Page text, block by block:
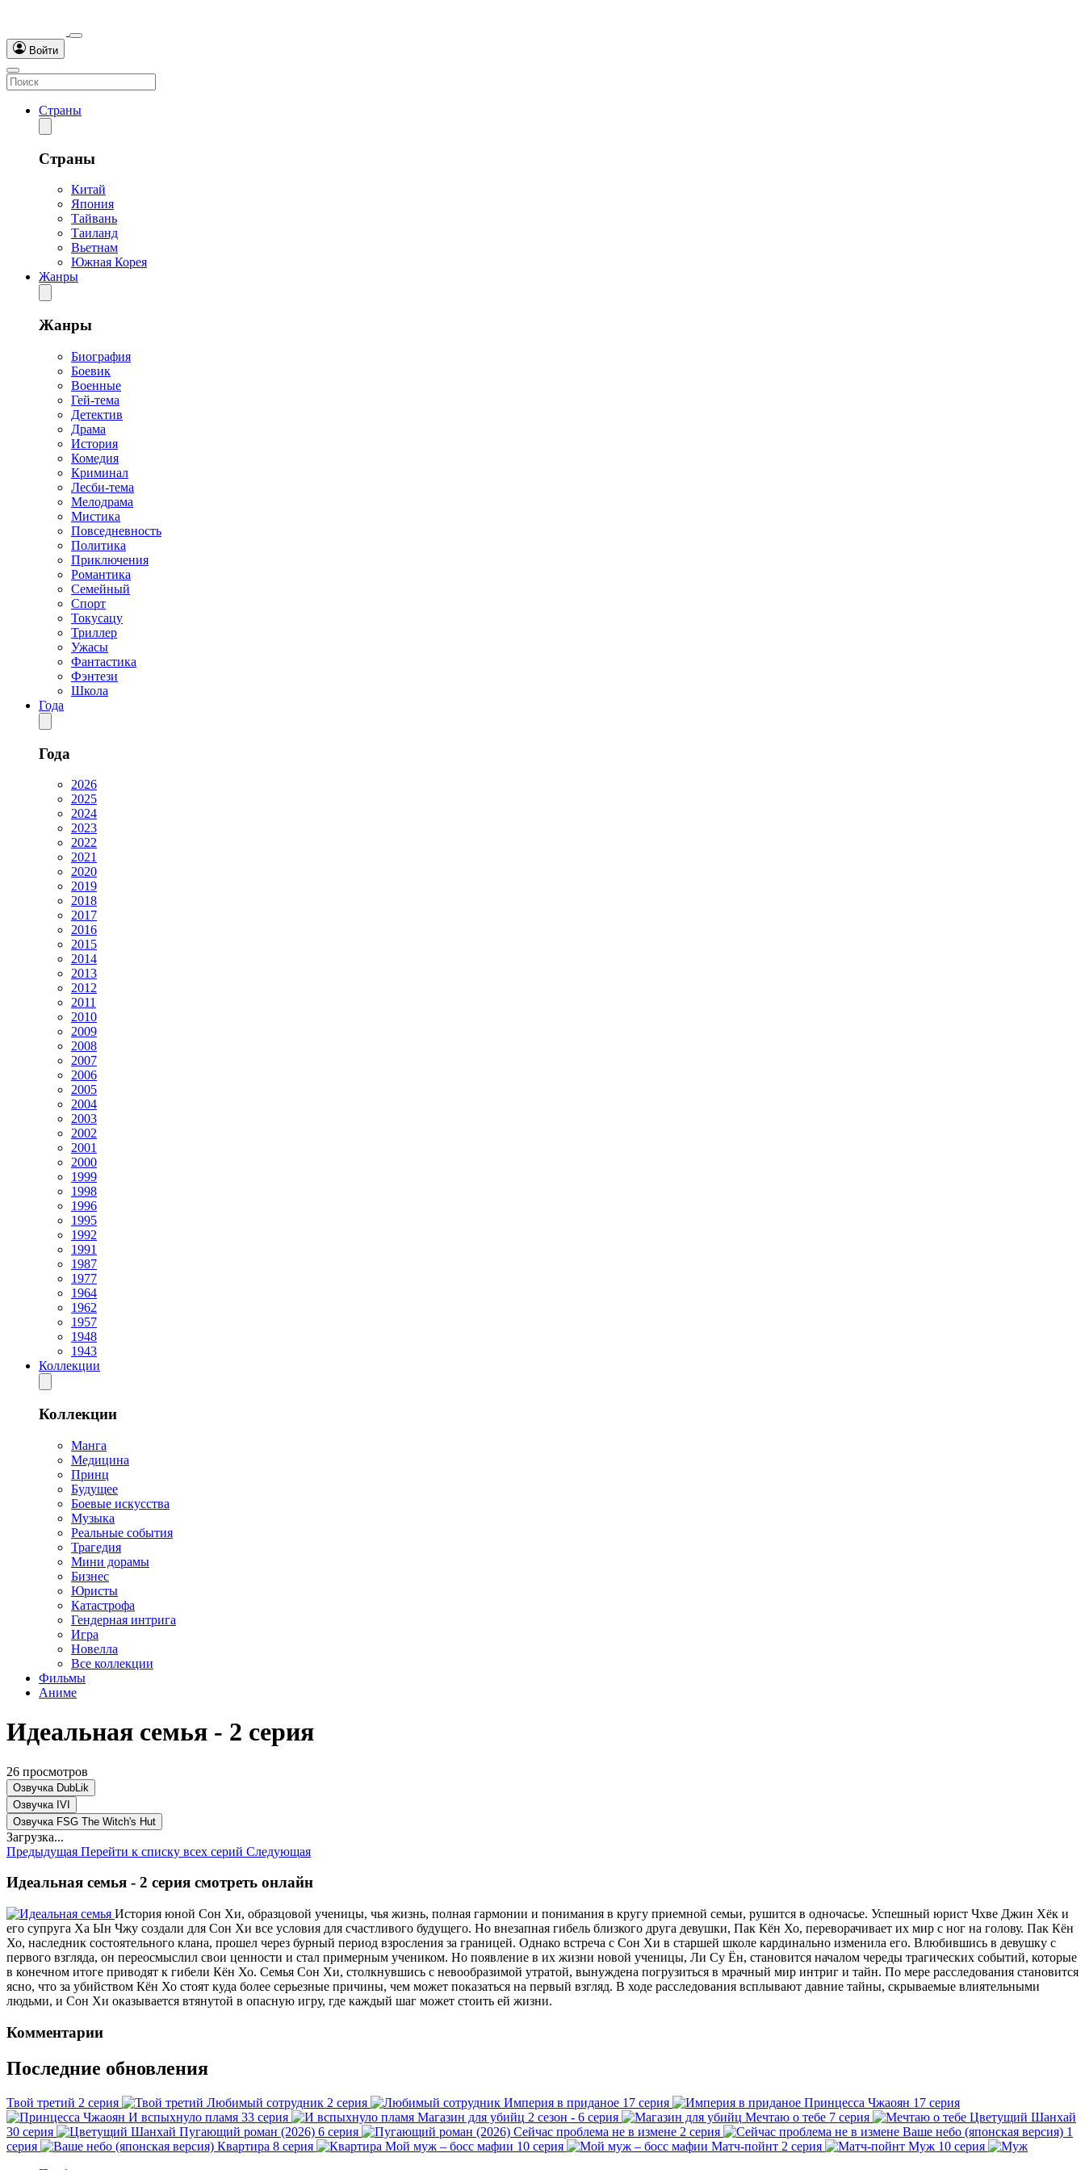
Войти
Страны
Страны
Китай
Япония
Тайвань
Таиланд
Вьетнам
Южная Корея
Жанры
Жанры
Биография
Боевик
Военные
Гей-тема
Детектив
Драма
История
Комедия
Криминал
Лесби-тема
Мелодрама
Мистика
Повседневность
Политика
Приключения
Романтика
Семейный
Спорт
Токусацу
Триллер
Ужасы
Фантастика
Фэнтези
Школа
Года
Года
2026
2025
2024
2023
2022
2021
2020
2019
2018
2017
2016
2015
2014
2013
2012
2011
2010
2009
2008
2007
2006
2005
2004
2003
2002
2001
2000
1999
1998
1996
1995
1992
1991
1987
1977
1964
1962
1957
1948
1943
Коллекции
Коллекции
Манга
Медицина
Принц
Будущее
Боевые искусства
Музыка
Реальные события
Трагедия
Мини дорамы
Бизнес
Юристы
Катастрофа
Гендерная интрига
Игра
Новелла
Все коллекции
Фильмы
Аниме
Идеальная семья - 2 серия
26 просмотров
Озвучка DubLik
Озвучка IVI
Озвучка FSG The Witch's Hut
Загрузка...
Предыдущая Перейти к списку всех серий Следующая
Идеальная семья - 2 серия смотреть онлайн
История юной Сон Хи, образцовой ученицы, чья жизнь, полная гармонии и понимания в кругу приемной семьи, рушится в одночасье. Успешный юрист Чхве Джин Хёк и
его супруга Ха Ын Чжу создали для Сон Хи все условия для счастливого будущего. Но внезапная гибель близкого друга девушки, Пак Кён Хо, переворачивает их мир с ног на голову. Пак Кён
Хо, наследник состоятельного клана, прошел через бурный период взросления за границей. Однако встреча с Сон Хи в старшей школе кардинально изменила его. Влюбившись в девушку с
первого взгляда, он переосмыслил свои ценности и стал примерным учеником. Но появление в их жизни новой ученицы, Ли Су Ён, становится началом череды трагических событий, которые
в конечном итоге приводят к гибели Кён Хо. Семья Сон Хи, столкнувшись с невообразимой утратой, вынуждена погрузиться в мрачный мир интриг и тайн. По мере расследования становится
ясно, что за убийством Кён Хо стоят куда более серьезные причины, чем может показаться на первый взгляд. В ходе расследования всплывают давние тайны, скрываемые влиятельными
людьми, и Сон Хи оказывается втянутой в опасную игру, где каждый шаг может стоить ей жизни.
Комментарии
Последние обновления
Твой третий 2 серия Любимый сотрудник 2 серия Империя в приданое 17 серия Принцесса Чжаоян 17 серия
И вспыхнуло пламя 33 серия Магазин для убийц 2 сезон - 6 серия Мечтаю о тебе 7 серия
Цветущий Шанхай
30 серия
Пугающий роман (2026) 6 серия Сейчас проблема не в измене 2 серия Ваше небо (японская версия) 1
серия
Квартира 8 серия Мой муж – босс мафии 10 серия Матч-пойнт 2 серия Муж 10 серия